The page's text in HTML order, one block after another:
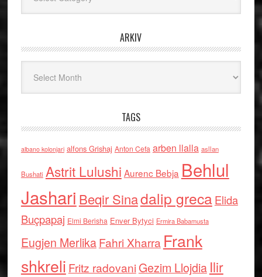
ARKIV
TAGS
albano kolonjari alfons Grishaj Anton Cefa arben llalla asllan
Bushati Astrit Lulushi Aurenc Bebja Behlul
Jashari Beqir Sinadalip grecaElida
Buçpapaj Elmi Berisha Enver Bytyci Ermira Babamusta
Eugjen MerlikaFahri Xharra Frank
shkreli Fritz radovaniGezim Llojdia Ilir